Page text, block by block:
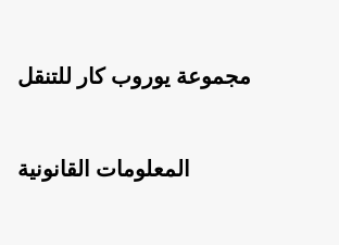
مجموعة يوروب كار للتنقل
المعلومات القانونية